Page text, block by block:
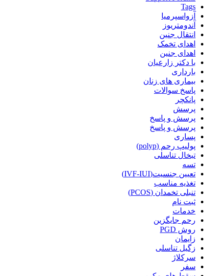
Tags
آزواسپرمیا
آندومتریوز
انتقال جنین
اهدای تخمک
اهدای جنین
با دکتر زارعیان
بارداری
بیماری های زنان
پاسخ سوالات
پانکچر
پرسش
پرسش و پاسخ
پرسش و پاسخ
پساری
پولیپ رحم (polyp)
تبخال تناسلی
تسه
تعیین جنسیت(IVF-IUI)
تغذیه مناسب
تنبلی تخمدان (PCOS)
ثبت نام
خدمات
رحم جایگزین
روش PGD
زایمان
زگیل تناسلی
سرکلاژ
سفر